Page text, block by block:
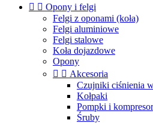
  Opony i felgi
Felgi z oponami (koła)
Felgi aluminiowe
Felgi stalowe
Koła dojazdowe
Opony
  Akcesoria
Czujniki ciśnienia
Kołpaki
Pompki i
Śruby